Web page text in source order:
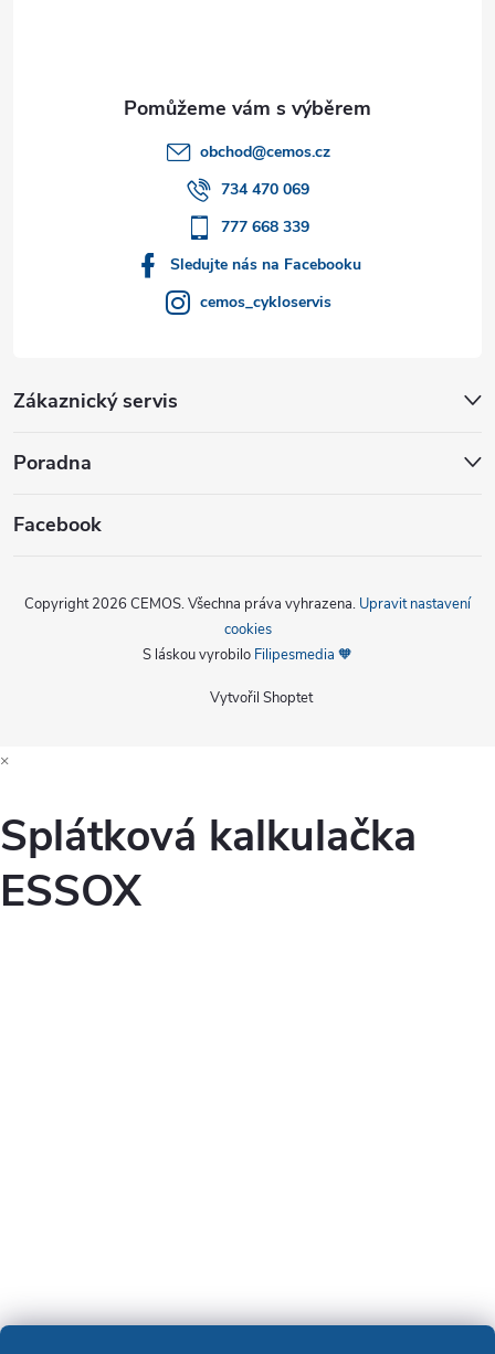
obchod@cemos.cz
734 470 069
777 668 339
Sledujte nás na Facebooku
cemos_cykloservis
Zákaznický servis
Poradna
Facebook
Vytvořil Shoptet
Copyright 2026 CEMOS. Všechna práva vyhrazena. Upravit nastavení
cookies
S láskou vyrobilo Filipesmedia 🧡
×
Splátková kalkulačka
ESSOX